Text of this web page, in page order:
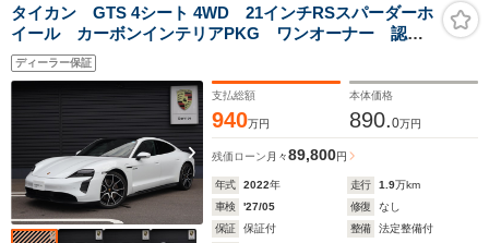
タイカン GTS 4シート 4WD 21インチRSスパーダーホ
イール カーボンインテリアPKG ワンオーナー 認定
中古車保証1年
ディーラー保証
支払総額
940万円
本体価格
890.0万円
残価ローン 月々89,800円
年式 2022年 走行 1.9万km
車検
'27/05 修復
なし
保証
保証付 整備
法定整備付